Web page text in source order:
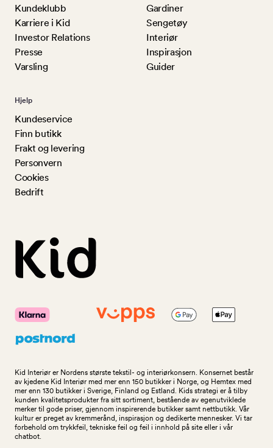
Kundeklubb
Karriere i Kid
Investor Relations
Presse
Varsling
Gardiner
Sengetøy
Interiør
Inspirasjon
Guider
Hjelp
Kundeservice
Finn butikk
Frakt og levering
Personvern
Cookies
Bedrift
Kid Interiør er Nordens største tekstil- og interiørkonsern. Konsernet består
av kjedene Kid Interiør med mer enn 150 butikker i Norge, og Hemtex med
mer enn 130 butikker i Sverige, Finland og Estland. Kids strategi er å tilby
kunden kvalitetsprodukter fra sitt sortiment, bestående av egenutviklede
merker til gode priser, gjennom inspirerende butikker samt nettbutikk. Vår
kultur er preget av kremmerånd, inspirasjon og dedikerte mennesker. Vi tar
forbehold om trykkfeil, tekniske feil og feil i innhold på site eller i vår
chatbot.